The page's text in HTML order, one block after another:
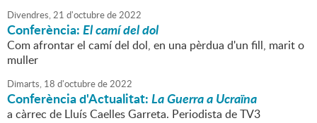
Divendres,21 d'octubrede2022
Conferència:El camí del dol
Com afrontar el camí del dol, en una pèrdua d'un fill, marit o
muller
Dimarts, 18 d'octubrede2022
Conferència d'Actualitat:La Guerra a Ucraïna
a càrrec de Lluís Caelles Garreta. Periodista de TV3